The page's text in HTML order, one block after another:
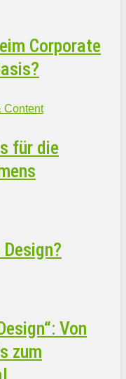
Corporate
Content
für die
Von
zum